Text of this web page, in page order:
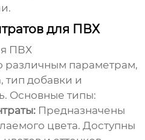
для ПВХ
ПВХ
различным параметрам,
тип добавки и
Основные типы:
Предназначены
цвета. Доступны